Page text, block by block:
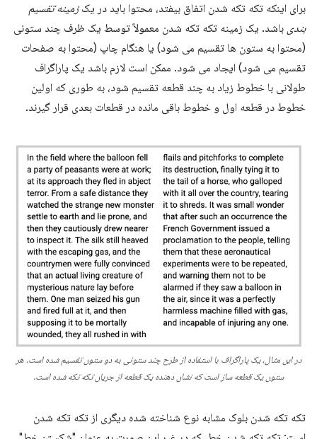
برای اینکه تکه تکه شدن اتفاق بیفتد، محتوا باید در یکزمینه تقسیم
بندی باشد. یک زمینه تکه تکه شدن معمولاً توسط یک ظرف چند ستونی
(محتوا به ستون ها تقسیم می شود) یا هنگام چاپ (محتوا به صفحات
تقسیم می شود) ایجاد می شود. ممکن است لازم باشد یک پاراگراف
طولانی با خطوط زیاد به چند قطعه تقسیم شود، به طوری که اولین
خطوط در قطعه اول و خطوط باقی مانده در قطعات بعدی قرار گیرند.
در این مثال، یک پاراگراف با استفاده از طرح چند ستونی به دو ستون تقسیم شده است. هر
ستون یک قطعه ساز است که نشان دهنده یک قطعه از جریان تکه تکه شده است.
تکه تکه شدن بلوک مشابه نوع شناخته شده دیگری از تکه تکه شدن